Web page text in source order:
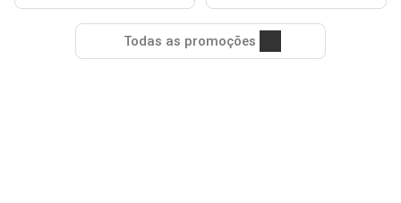
Todas as promoções